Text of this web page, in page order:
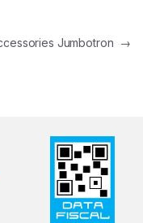
Jumbotron →